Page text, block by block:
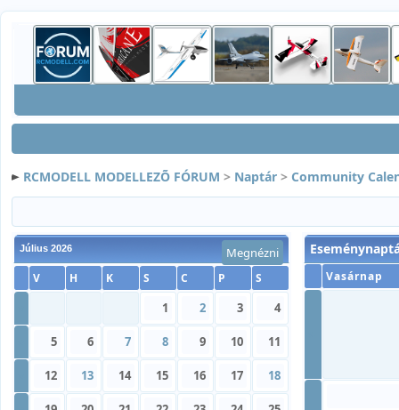
RCMODELL MODELLEZÕ FÓRUM > Naptár > Community
Megnézni
Július 2026
V H K S C P S
1 2 3 4
5 6 7 8 9 10 11
12 13 14 15 16 17 18
Vasárnap